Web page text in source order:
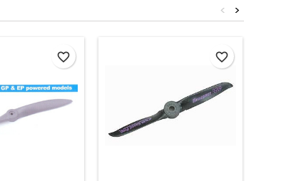
>
<
favorite_border favorite_border